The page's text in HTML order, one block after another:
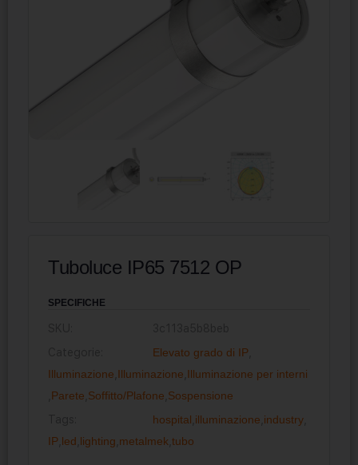
Tuboluce IP65 7512 OP
SPECIFICHE
Elevato grado di IP
Illuminazione Illuminazione Illuminazione per interni
Parete Soffitto/Plafone Sospensione
hospital illuminazione industry
IP led lighting metalmek tubo